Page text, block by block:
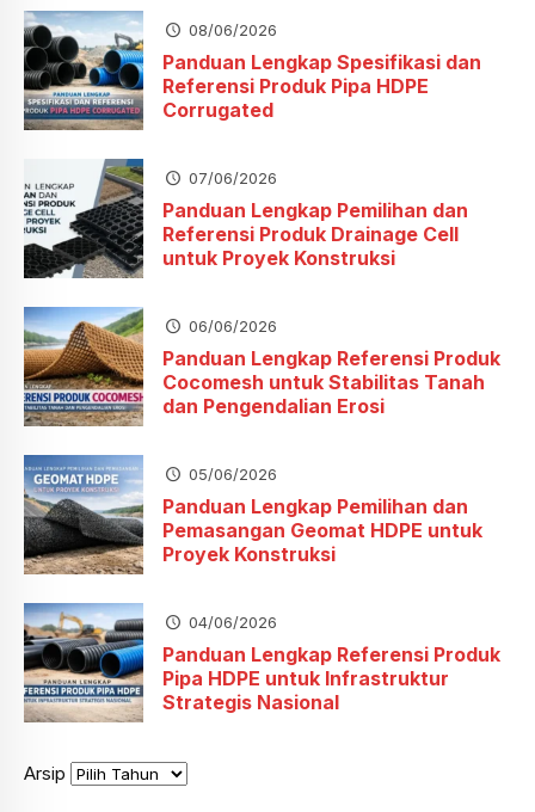
08/06/2026
Panduan Lengkap Spesifikasi dan
Referensi Produk Pipa HDPE
Corrugated
07/06/2026
Panduan Lengkap Pemilihan dan
Referensi Produk Drainage Cell
untuk Proyek Konstruksi
06/06/2026
Panduan Lengkap Referensi Produk
Cocomesh untuk Stabilitas Tanah
dan Pengendalian Erosi
05/06/2026
Panduan Lengkap Pemilihan dan
Pemasangan Geomat HDPE untuk
Proyek Konstruksi
04/06/2026
Panduan Lengkap Referensi Produk
Pipa HDPE untuk Infrastruktur
Strategis Nasional
Arsip